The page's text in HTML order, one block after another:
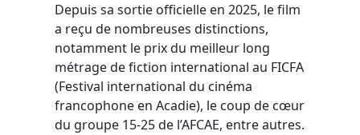
Depuis sa sortie officielle en 2025, le film
a reçu de nombreuses distinctions,
notamment le prix du meilleur long
métrage de fiction international au FICFA
(Festival international du cinéma
francophone en Acadie), le coup de cœur
du groupe 15-25 de l’AFCAE, entre autres.